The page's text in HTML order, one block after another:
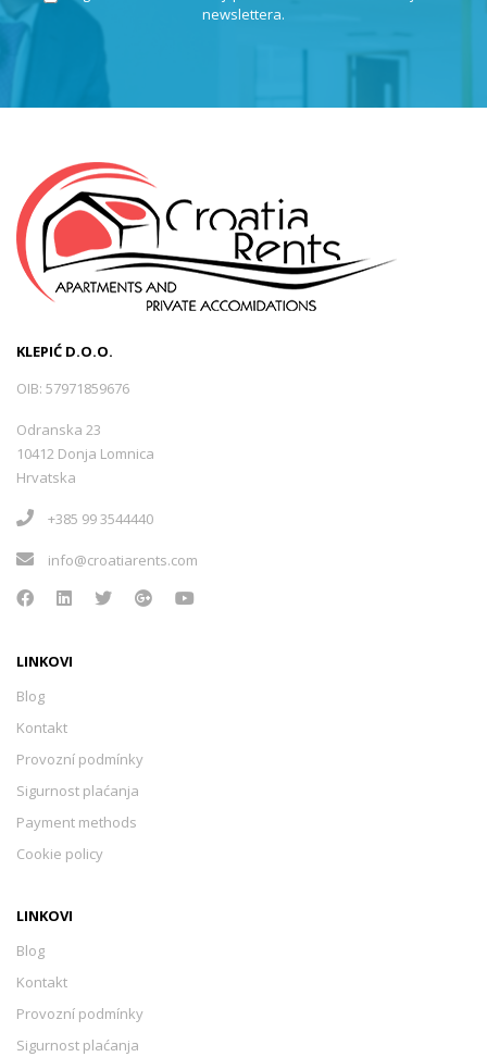
newslettera.
KLEPIĆ D.O.O.
OIB: 57971859676
Odranska 23
10412 Donja Lomnica
Hrvatska
+385 99 3544440
info@croatiarents.com
LINKOVI
Blog
Kontakt
Provozní podmínky
Sigurnost plaćanja
Payment methods
Cookie policy
LINKOVI
Blog
Kontakt
Provozní podmínky
Sigurnost plaćanja